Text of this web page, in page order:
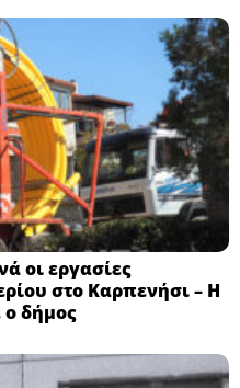
οι εργασίες
στο Καρπενήσι – Η
δήμος